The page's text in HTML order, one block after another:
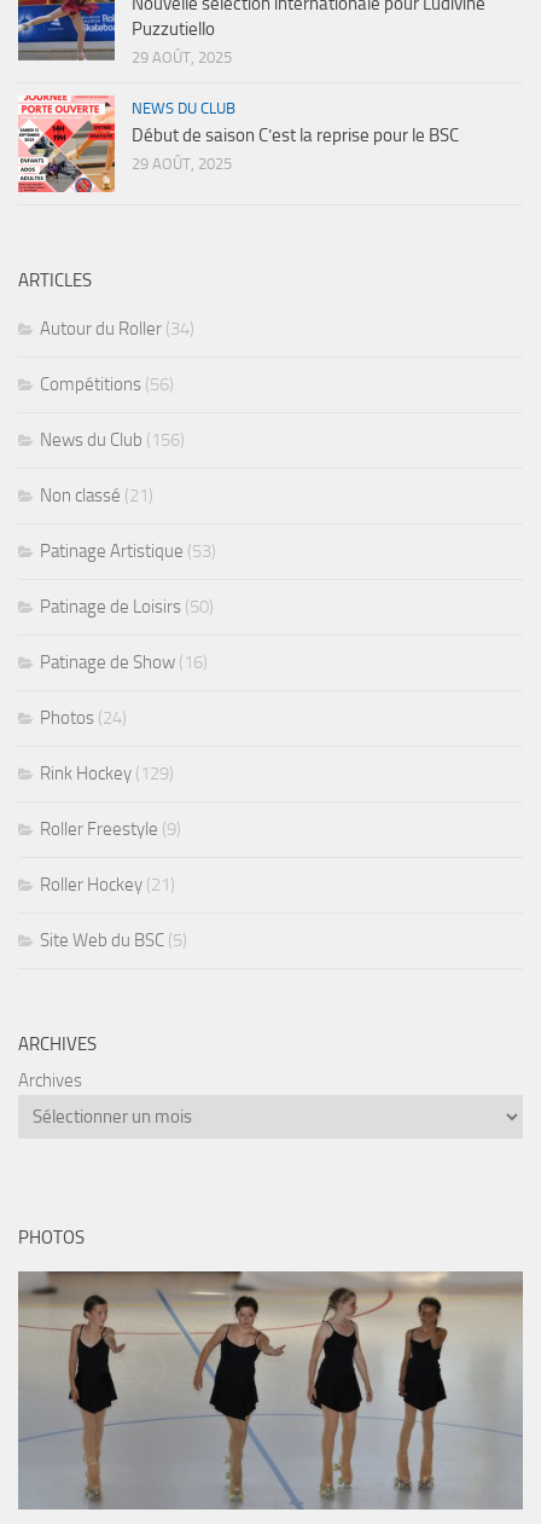
Puzzutiello
29 AOÛT, 2025
NEWS DU CLUB
Début de saison C’est la reprise pour le BSC
29 AOÛT, 2025
ARTICLES
Autour du Roller (34)
Compétitions (56)
News du Club (156)
Non classé (21)
Patinage Artistique (53)
Patinage de Loisirs (50)
Patinage de Show (16)
Photos (24)
Rink Hockey (129)
Roller Freestyle (9)
Roller Hockey (21)
Site Web du BSC (5)
ARCHIVES
Archives
PHOTOS